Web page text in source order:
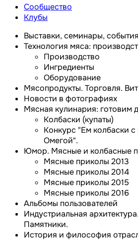
Сообщество
Клубы
Выставки, семинары, события
Технология мяса:
Производство
Ингредиенты
Оборудование
Мясопродукты. Торговля.
Новости в фотографиях
Мясная кулинария: готовим
Колбаски (купаты)
Конкурс "Ем колбаски
Омегой".
Юмор. Мясные и колбасные
Мясные приколы 2013
Мясные приколы 2014
Мясные приколы 2015
Мясные приколы 2016
Альбомы пользователей
Индустриальная
Памятники.
История и философия